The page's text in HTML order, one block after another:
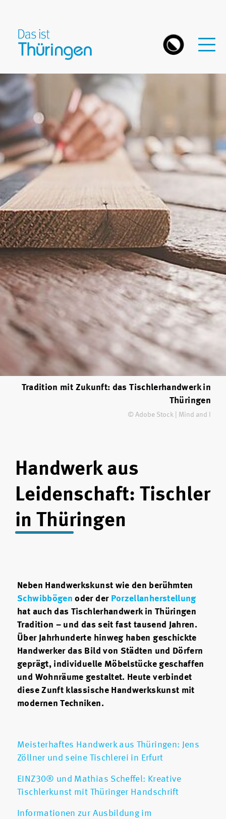
Tradition mit Zukunft: das Tischlerhandwerk in
Thüringen
© Adobe Stock | Mind and I
Handwerk aus
Leidenschaft: Tischler
in Thüringen
Neben Handwerkskunst wie den berühmten
Schwibbögen oder der Porzellanherstellung
hat auch das Tischlerhandwerk in Thüringen
Tradition – und das seit fast tausend Jahren.
Über Jahrhunderte hinweg haben geschickte
Handwerker das Bild von Städten und Dörfern
geprägt, individuelle Möbelstücke geschaffen
und Wohnräume gestaltet. Heute verbindet
diese Zunft klassische Handwerkskunst mit
modernen Techniken.
Meisterhaftes Handwerk aus Thüringen: Jens
Zöllner und seine Tischlerei in Erfurt
EINZ30® und Mathias Scheffel: Kreative
Tischlerkunst mit Thüringer Handschrift
Informationen zur Ausbildung im